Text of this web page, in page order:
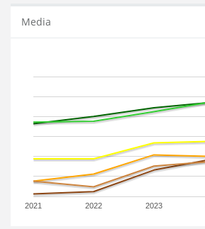
Media
2021 2022 2023